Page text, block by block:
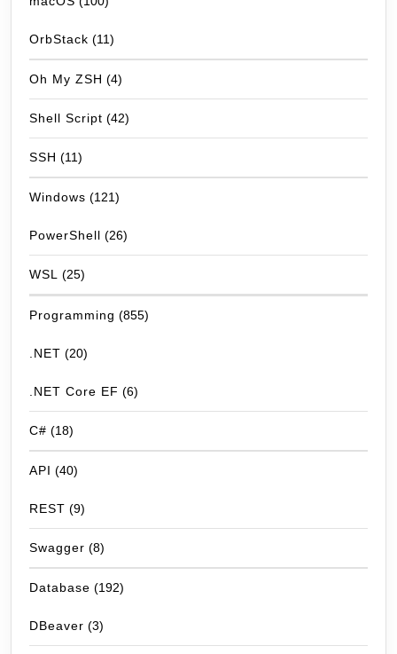
OrbStack (11)
Oh My ZSH (4)
Shell Script (42)
SSH (11)
Windows (121)
PowerShell (26)
WSL (25)
Programming (855)
.NET (20)
.NET Core EF (6)
C# (18)
API (40)
REST (9)
Swagger (8)
Database (192)
DBeaver (3)